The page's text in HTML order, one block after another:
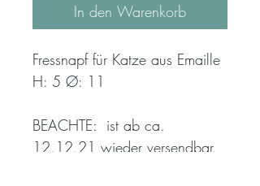
In den Warenkorb
Fressnapf für Katze aus Emaille
H: 5 Ø: 11
BEACHTE: ist ab ca.
12.12.21 wieder versendbar.